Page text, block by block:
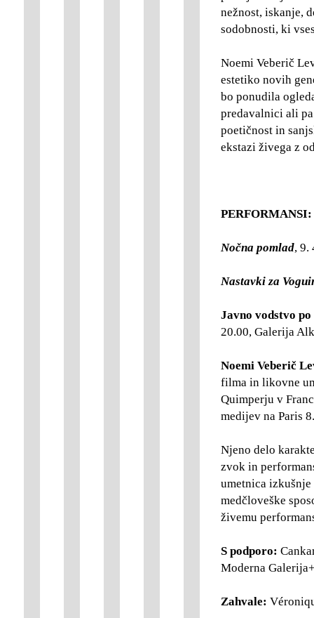
nežnost, iskanje,
sodobnosti, ki
Noemi Veberič
estetiko novih
bo ponudila
predavalnici ali
poetičnost in
ekstazi živega z
PERFORMANSI:
Nočna pomlad, 9.
Nastavki za
Javno vodstvo
20.00, Galerija
Noemi Veberič
filma in likovne
Quimperju v
medijev na Paris
Njeno delo
zvok in
umetnica
medčloveške
živemu
S podporo:
Moderna
Zahvale: